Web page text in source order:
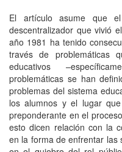
El artículo asume que
descentralizador que vivió
año 1981 ha tenido
través de problemáticas
educativos
problemáticas se han
problemas del sistema
los alumnos y el lugar
preponderante en el
esto dicen relación con la
en la forma de enfrentar las